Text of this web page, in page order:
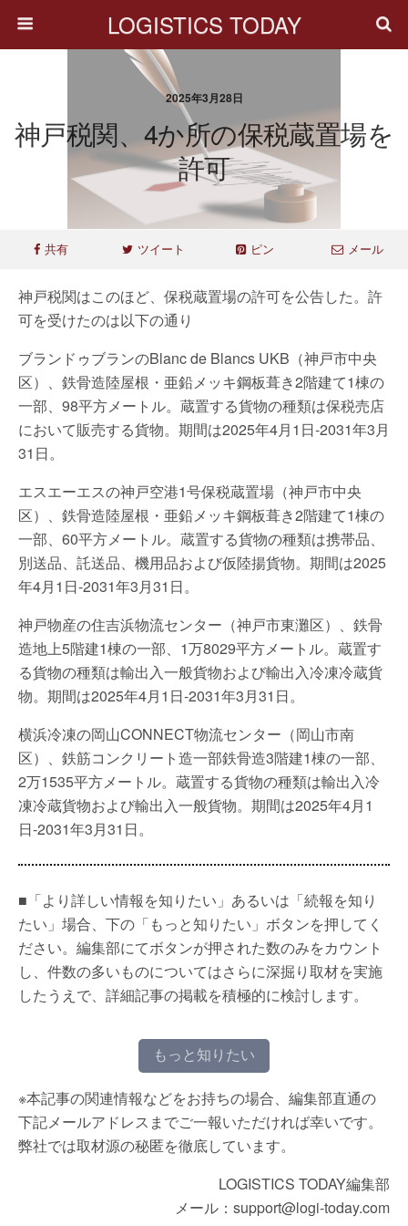
LOGISTICS TODAY
2025年3月28日
神戸税関、4か所の保税蔵置場を
許可
共有 ツイート ピン メール
神戸税関はこのほど、保税蔵置場の許可を公告した。許
可を受けたのは以下の通り
ブランドゥブランのBlanc de Blancs UKB（神戸市中央
区）、鉄骨造陸屋根・亜鉛メッキ鋼板葺き2階建て1棟の
一部、98平方メートル。蔵置する貨物の種類は保税売店
において販売する貨物。期間は2025年4月1日-2031年3月
31日。
エスエーエスの神戸空港1号保税蔵置場（神戸市中央
区）、鉄骨造陸屋根・亜鉛メッキ鋼板葺き2階建て1棟の
一部、60平方メートル。蔵置する貨物の種類は携帯品、
別送品、託送品、機用品および仮陸揚貨物。期間は2025
年4月1日-2031年3月31日。
神戸物産の住吉浜物流センター（神戸市東灘区）、鉄骨
造地上5階建1棟の一部、1万8029平方メートル。蔵置す
る貨物の種類は輸出入一般貨物および輸出入冷凍冷蔵貨
物。期間は2025年4月1日-2031年3月31日。
横浜冷凍の岡山CONNECT物流センター（岡山市南
区）、鉄筋コンクリート造一部鉄骨造3階建1棟の一部、
2万1535平方メートル。蔵置する貨物の種類は輸出入冷
凍冷蔵貨物および輸出入一般貨物。期間は2025年4月1
日-2031年3月31日。
■「より詳しい情報を知りたい」あるいは「続報を知り
たい」場合、下の「もっと知りたい」ボタンを押してく
ださい。編集部にてボタンが押された数のみをカウント
し、件数の多いものについてはさらに深掘り取材を実施
したうえで、詳細記事の掲載を積極的に検討します。
もっと知りたい
※本記事の関連情報などをお持ちの場合、編集部直通の
下記メールアドレスまでご一報いただければ幸いです。
弊社では取材源の秘匿を徹底しています。
LOGISTICS TODAY編集部
メール：support@logi-today.com